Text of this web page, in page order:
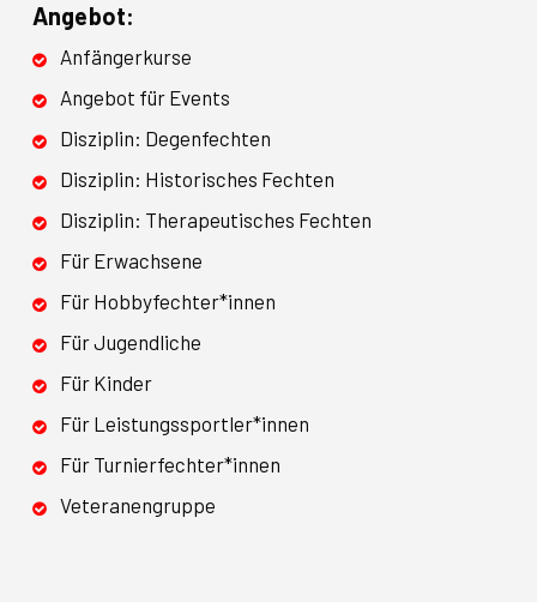
Angebot:
Anfängerkurse
Angebot für Events
Disziplin: Degenfechten
Disziplin: Historisches Fechten
Disziplin: Therapeutisches Fechten
Für Erwachsene
Für Hobbyfechter*innen
Für Jugendliche
Für Kinder
Für Leistungssportler*innen
Für Turnierfechter*innen
Veteranengruppe